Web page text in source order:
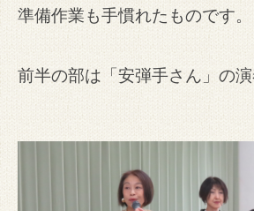
準備作業も手慣れたものです。
前半の部は「安弾手さん」の